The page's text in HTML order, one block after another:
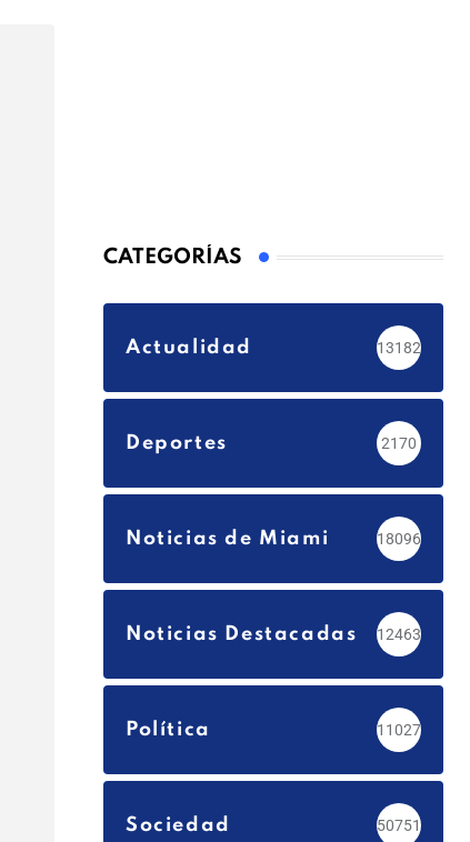
CATEGORÍAS
Actualidad 13182
Deportes 2170
Noticias de Miami 18096
Noticias Destacadas 12463
Política 11027
Sociedad 50751